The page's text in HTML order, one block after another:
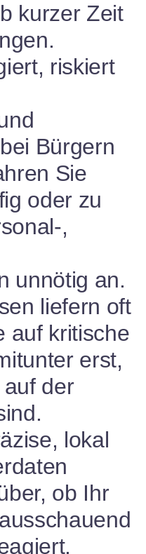
kurzer Zeit
riskiert
Bürgern
Sie
oder zu
,
unnötig an.
liefern oft
auf kritische
erst,
der
lokal
ob Ihr